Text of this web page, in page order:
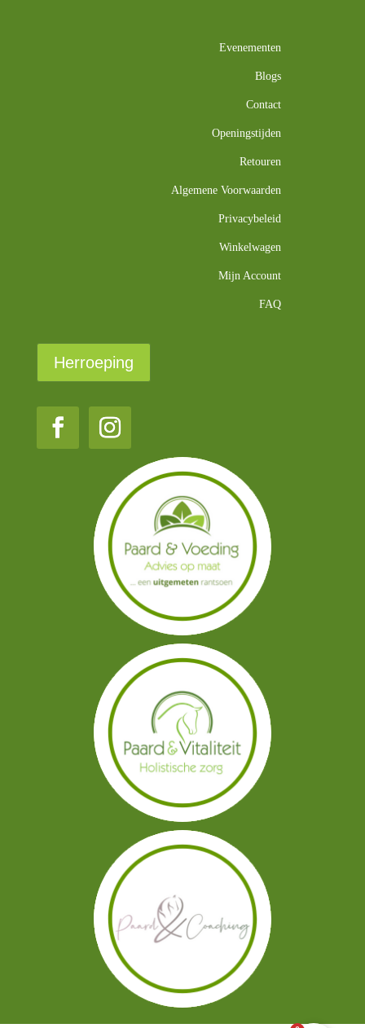
Evenementen
Blogs
Contact
Openingstijden
Retouren
Algemene Voorwaarden
Privacybeleid
Winkelwagen
Mijn Account
FAQ
Herroeping